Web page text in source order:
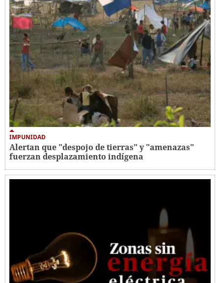
IMPUNIDAD
Alertan que "despojo de tierras" y "amenazas"
fuerzan desplazamiento indígena